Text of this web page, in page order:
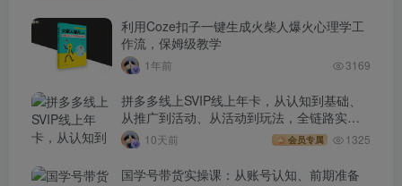
利用Coze扣子一键生成火柴人爆火心理学工
作流，保姆级教学
1年前 3169
拼多多线上SVIP线上年卡，从认知到基础、
从推广到活动、从活动到玩法，全链路实战
(260730)
10天前 会员专属 1325
国学号带货实操课：从账号认知、前期准备